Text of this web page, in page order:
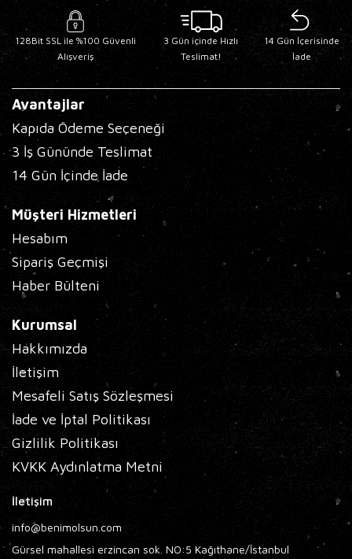
128Bit SSL ile %100 Güvenli
Alışveriş
3 Gün içinde Hızlı
Teslimat!
14 Gün İçerisinde
İade
Avantajlar
Kapıda Ödeme Seçeneği
3 İş Gününde Teslimat
14 Gün İçinde İade
Müşteri Hizmetleri
Hesabım
Sipariş Geçmişi
Haber Bülteni
Kurumsal
Hakkımızda
İletişim
Mesafeli Satış Sözleşmesi
İade ve İptal Politikası
Gizlilik Politikası
KVKK Aydınlatma Metni
İletişim
info@benimolsun.com
Gürsel mahallesi erzincan sok. NO:5 Kağıthane/İstanbul